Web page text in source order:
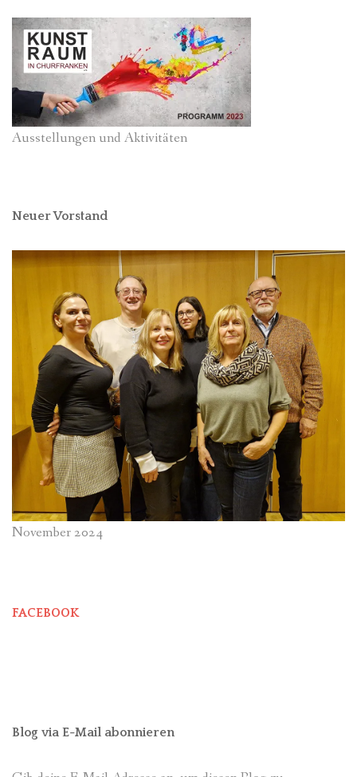
Ausstellungen und Aktivitäten
Neuer Vorstand
November 2024
FACEBOOK
Blog via E-Mail abonnieren